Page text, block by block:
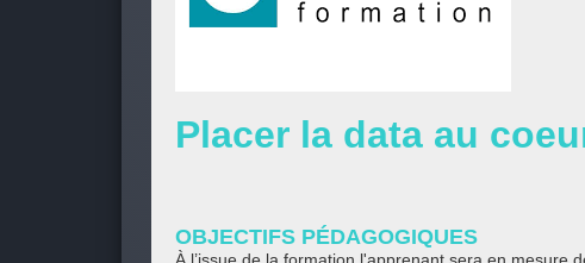
Placer la data au
OBJECTIFS PÉDAGOGIQUES